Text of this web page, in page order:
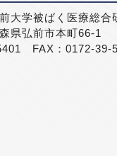
大学被ばく医療総合
県弘前市本町66-1
FAX：0172-39-